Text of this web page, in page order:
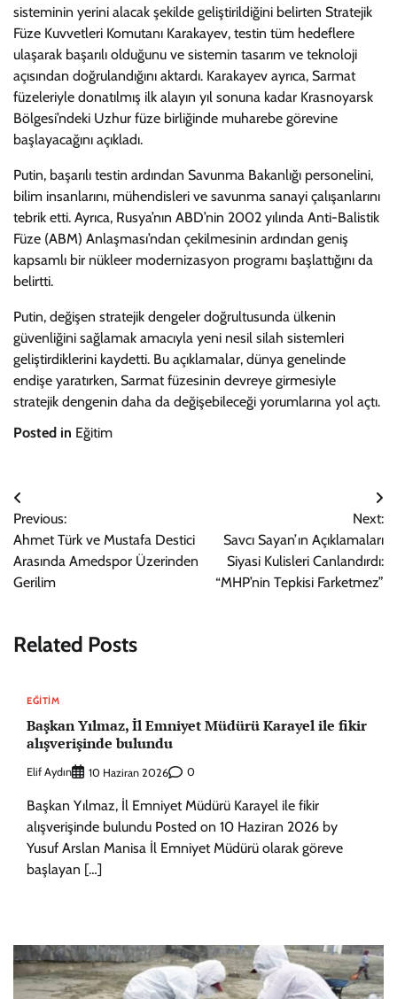
sisteminin yerini alacak şekilde geliştirildiğini belirten Stratejik
Füze Kuvvetleri Komutanı Karakayev, testin tüm hedeflere
ulaşarak başarılı olduğunu ve sistemin tasarım ve teknoloji
açısından doğrulandığını aktardı. Karakayev ayrıca, Sarmat
füzeleriyle donatılmış ilk alayın yıl sonuna kadar Krasnoyarsk
Bölgesi’ndeki Uzhur füze birliğinde muharebe görevine
başlayacağını açıkladı.
Putin, başarılı testin ardından Savunma Bakanlığı personelini,
bilim insanlarını, mühendisleri ve savunma sanayi çalışanlarını
tebrik etti. Ayrıca, Rusya’nın ABD’nin 2002 yılında Anti-Balistik
Füze (ABM) Anlaşması’ndan çekilmesinin ardından geniş
kapsamlı bir nükleer modernizasyon programı başlattığını da
belirtti.
Putin, değişen stratejik dengeler doğrultusunda ülkenin
güvenliğini sağlamak amacıyla yeni nesil silah sistemleri
geliştirdiklerini kaydetti. Bu açıklamalar, dünya genelinde
endişe yaratırken, Sarmat füzesinin devreye girmesiyle
stratejik dengenin daha da değişebileceği yorumlarına yol açtı.
Posted in Eğitim
Yazı
gezinmesi
Previous:
Ahmet Türk ve Mustafa Destici
Arasında Amedspor Üzerinden
Gerilim
Next:
Savcı Sayan’ın Açıklamaları
Siyasi Kulisleri Canlandırdı:
“MHP’nin Tepkisi Farketmez”
Related Posts
EĞITIM
Başkan Yılmaz, İl Emniyet Müdürü Karayel ile fikir
alışverişinde bulundu
Elif Aydın 10 Haziran 2026 0
Başkan Yılmaz, İl Emniyet Müdürü Karayel ile fikir
alışverişinde bulundu Posted on 10 Haziran 2026 by
Yusuf Arslan Manisa İl Emniyet Müdürü olarak göreve
başlayan […]